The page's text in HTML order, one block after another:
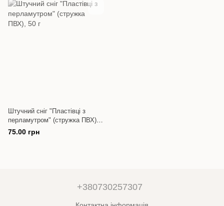
Штучний сніг "Пластівці з
перламутром" (стружка ПВХ),
50 г
75.00 грн
+380730257307